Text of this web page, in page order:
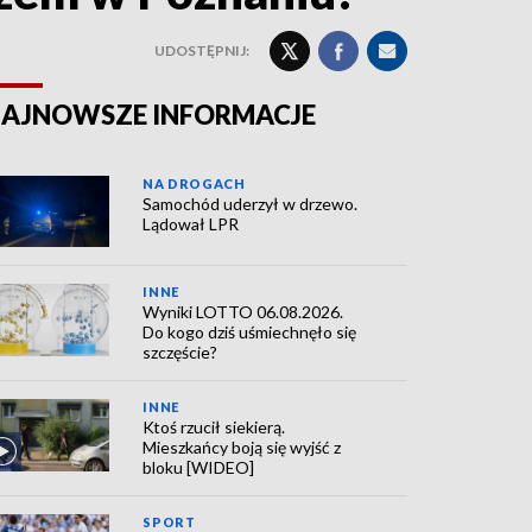
UDOSTĘPNIJ:
INFORMACJE
NA DROGACH
Samochód uderzył w drzewo.
Lądował LPR
INNE
Wyniki LOTTO 06.08.2026.
Do kogo dziś uśmiechnęło się
szczęście?
INNE
Ktoś rzucił siekierą.
Mieszkańcy boją się wyjść z
bloku [WIDEO]
SPORT